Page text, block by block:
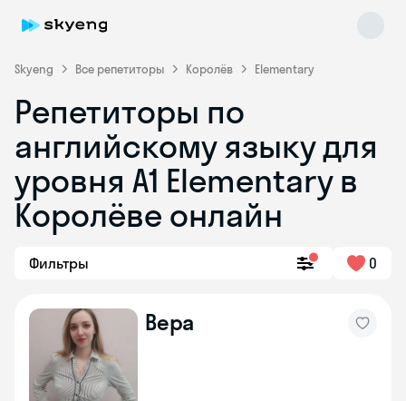
Skyeng Все репетиторы Королёв Elementary
Репетиторы по
английскому языку для
уровня A1 Elementary в
Королёве онлайн
Фильтры 0
Вера
Skyeng Chat